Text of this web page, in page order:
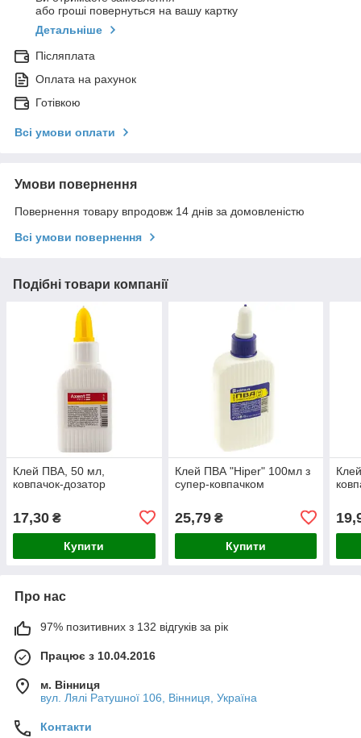
або гроші повернуться на вашу картку
Детальніше
Післяплата
Оплата на рахунок
Готівкою
Всі умови оплати
Умови повернення
Повернення товару впродовж 14 днів за домовленістю
Всі умови повернення
Подібні товари компанії
Клей ПВА, 50 мл,
ковпачок-дозатор
17,30 ₴
Купити
Клей ПВА "Hiper" 100мл з
супер-ковпачком
25,79₴
Купити
Про нас
97% позитивних з 132 відгуків за рік
Працює з 10.04.2016
м. Вінниця
вул. Лялі Ратушної 106, Вінниця, Україна
Контакти